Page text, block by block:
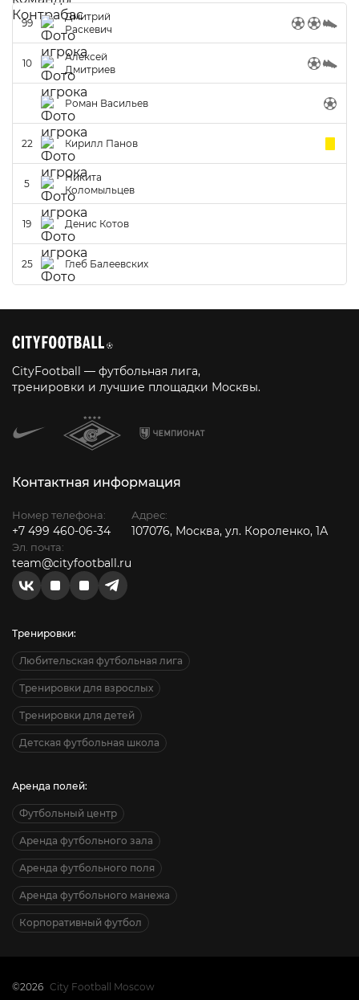
99
Дмитрий
Раскевич
10
Алексей
Дмитриев
Роман Васильев
22 Кирилл Панов
5
Никита
Коломыльцев
19 Денис Котов
25 Глеб Балеевских
CityFootball — футбольная лига,
тренировки и лучшие площадки Москвы.
Контактная информация
Номер телефона:
+7 499 460-06-34
Эл. почта:
team@cityfootball.ru
Адрес:
107076, Москва, ул. Короленко, 1А
Тренировки:
Любительская футбольная лига
Тренировки для взрослых
Тренировки для детей
Детская футбольная школа
Аренда полей:
Футбольный центр
Аренда футбольного зала
Аренда футбольного поля
Аренда футбольного манежа
Корпоративный футбол
©2026 City Football Moscow